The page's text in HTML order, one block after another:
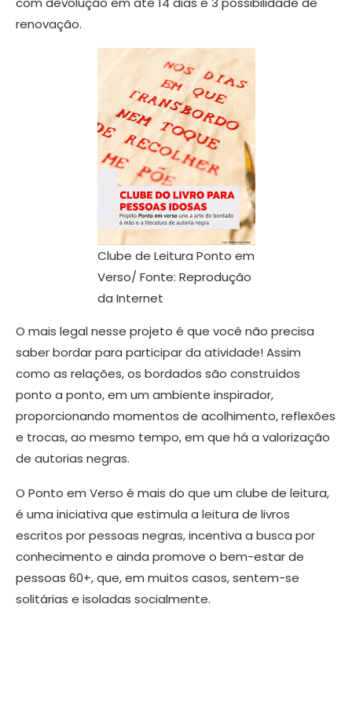
renovação.
Clube de Leitura Ponto em
Verso/ Fonte: Reprodução
da Internet
O mais legal nesse projeto é que você não precisa
saber bordar para participar da atividade! Assim
como as relações, os bordados são construídos
ponto a ponto, em um ambiente inspirador,
proporcionando momentos de acolhimento, reflexões
e trocas, ao mesmo tempo, em que há a valorização
de autorias negras.
O Ponto em Verso é mais do que um clube de leitura,
é uma iniciativa que estimula a leitura de livros
escritos por pessoas negras, incentiva a busca por
conhecimento e ainda promove o bem-estar de
pessoas 60+, que, em muitos casos, sentem-se
solitárias e isoladas socialmente.